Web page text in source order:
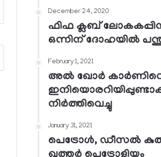
December 24, 2020
ഫിഫ ക്ലബ്
ഒന്നിന് ദോഹയില്‍
February 1, 2021
അല്‍ ഖോര്‍
നിര്‍ത്തിവെച്ചു
January 31, 2021
പെട്രോള്‍, ഡീസല്‍